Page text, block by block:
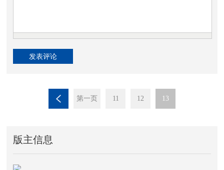
第一页 11 12 13
版主信息